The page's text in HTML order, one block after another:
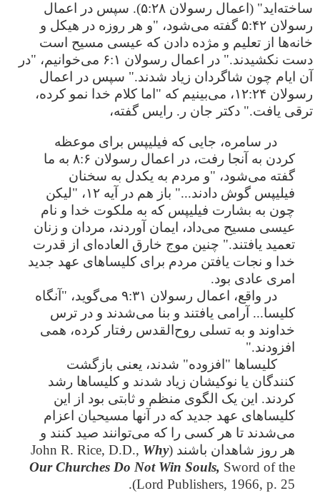
ساخته‌اید" (اعمال رسولان ۵:۲۸). سپس در اعمال
رسولان ۵:۴۲ گفته می‌شود، "و هر روزه در هیکل و
خانه‌‌‌ها از تعلیم و مژده دادن که عیسی مسیح است
دست نکشیدند." در اعمال رسولان ۶:۱ می‌خوانیم، "در
آن ایام چون شاگردان زیاد شدند." سپس در اعمال
رسولان ۱۲:۲۴، می‌بینیم که "اما کلام خدا نمو کرده،
ترقی یافت." دکتر جان ر. رایس گفته،
در سامره، جایی که فیلیپس برای موعظه
کردن به آنجا رفت، در اعمال رسولان ۸:۶ به ما
گفته می‌شود، "و مردم به یکدل به سخنان
فیلیپس گوش دادند..." باز هم در آیه ۱۲، "لیکن
چون به بشارت فیلیپس که به ملکوت خدا و نام
عیسی مسیح می‌داد، ایمان آوردند، مردان و زنان
تعمید یافتند." چنین موج خارق العاده‌ای از قدرت
خدا و نجات یافتن مردم برای کلیساهای عهد جدید
امری عادی بود.
در واقع، اعمال رسولان ۹:۳۱ می‌گوید، "آنگاه
کلیسا... آرامی یافتند و بنا می‌شدند و در ترس
خداوند و به تسلی روح‌القدس رفتار کرده، همی
افزودند."
کلیساها "افزوده" شدند، یعنی بازگشت
کنندگان یا نوکیشان زیاد شدند و کلیساها رشد
کردند. این یک الگوی منظم و ثابتی بود از این
کلیساهای عهد جدید که در آنها مسیحیان اعزام
می‌شدند تا هر کسی را که می‌توانند صید کنند و
هر روز شاهدان باشند (John R. Rice, D.D.,Why
Our Churches Do Not Win Souls, Sword of the
Lord Publishers, 1966, p. 25).